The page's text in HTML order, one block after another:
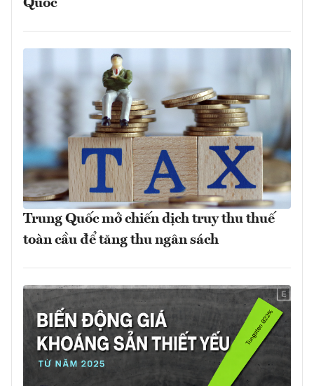
Quốc
Trung Quốc mở chiến dịch truy thu thuế
toàn cầu để tăng thu ngân sách